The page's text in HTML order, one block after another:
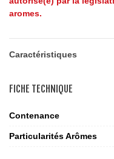
aromes.
Caractéristiques
FICHE TECHNIQUE
Contenance
Particularités Arômes